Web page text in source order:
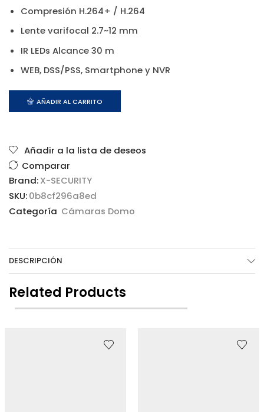
Compresión H.264+ / H.264
Lente varifocal 2.7~12 mm
IR LEDs Alcance 30 m
WEB, DSS/PSS, Smartphone y NVR
AÑADIR AL CARRITO
Añadir a la lista de deseos
Comparar
Brand:X-SECURITY
SKU:0b8cf296a8ed
Categoría Cámaras Domo
DESCRIPCIÓN
Related Products